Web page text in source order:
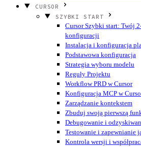
CURSOR
SZYBKI START
Cursor Szybki start: Twój
konfiguracji
Instalacja i konfiguracja
Podstawowa konfiguracja
Strategia wyboru modelu
Reguły Projektu
Workflow PRD w Cursor
Konfiguracja MCP w
Zarządzanie kontekstem
Zbuduj swoją pierwszą
Debugowanie i
Testowanie i zapewnianie
Kontrola wersji i